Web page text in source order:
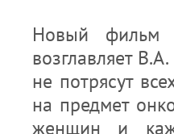
Новый фильм
возглавляет
не потрясут
на предмет
женщин и